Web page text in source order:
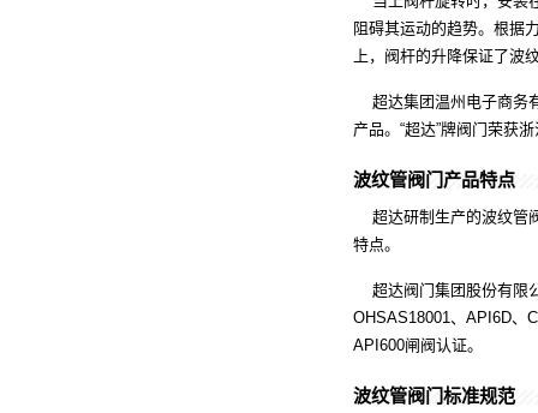
阻碍其运动的趋势。根据
上，阀杆的升降保证了波
超达集团温州电子商务
产品。“超达”牌阀门荣获
波纹管阀门产品特点
超达研制生产的波纹管
特点。
超达阀门集团股份有限
OHSAS18001、API6D、
API600闸阀认证。
波纹管阀门标准规范